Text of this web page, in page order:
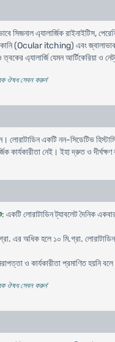
সিজনাল এ্যালার্জিক রাইনাইটিস,
(Ocular itching) এবং জ্বালাভাব
ও ত্বকের এ্যালার্জি যেমন
ঔষধ সেবন করুন'
লােরাটাডিন একটি নন-সিডেটিভ
কার্যকারীতা নেই। ইহা দ্রুত ও
: একটি লোরাটাডিন ট্যাবলেট দৈনিক
এর অধিক হলে ১০ মি.গ্রা.
ও কার্যকারীতা প্রমাণিত হয়নি
ঔষধ সেবন করুন'